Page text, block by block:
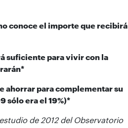
conoce el importe que recibirá
suficiente para vivir con la
ahorrar para complementar su
sólo era el 19%)*
de 2012 del Observatorio